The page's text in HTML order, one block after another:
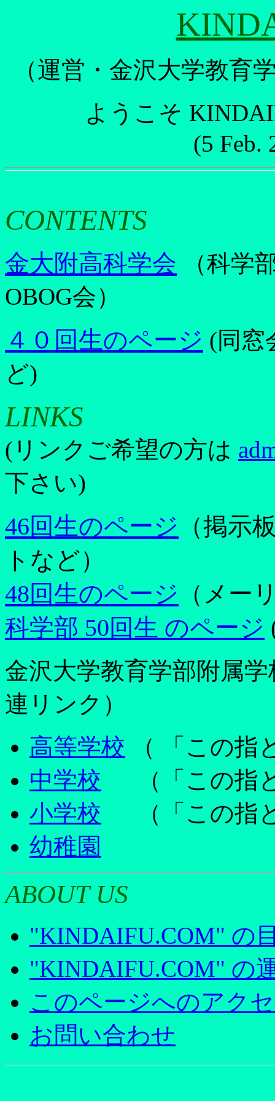
（運営・金沢大学教育
ようこそ
(5 Feb.
CONTENTS
金大附高科学会 （科学
OBOG会）
４０回生のページ (同窓
ど)
LINKS
(リンクご希望の方は
下さい)
46回生のページ （掲示
トなど）
48回生のページ （メー
科学部 50回生 のページ
金沢大学教育学部附属
連リンク）
高等学校 （ 「この指
中学校 （「この指
小学校 （「この指
幼稚園
ABOUT US
"KINDAIFU.COM" の
"KINDAIFU.COM" の
このページへのアク
お問い合わせ